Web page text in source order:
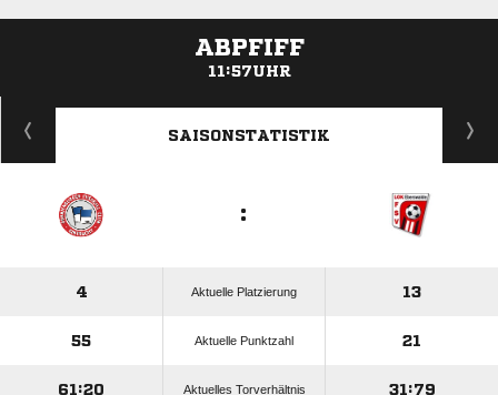
ABPFIFF
11:57UHR
ANZEIGE
SAISONSTATISTIK
:
4 Aktuelle Platzierung 13
55 Aktuelle Punktzahl 21
61:20 Aktuelles Torverhältnis 31:79